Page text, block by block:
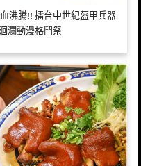
沸騰!! 擂台中世紀盔甲兵器
瀾動漫格鬥祭